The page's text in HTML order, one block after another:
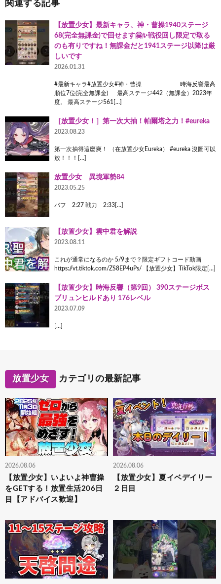
関連する記事
【放置少女】最新キャラ、神・曹操1940ステージ
68(完全無課金)で回せます🤗✨戦役回し限定で取る
のも有りですね！無課金だと1941ステージ以降は厳
しいです
2026.01.31
#最新キャラ#放置少女#神・曹操 時海反響最高
順位7位(完全無課金) 最高ステージ442（無課金）2023年
度。 最高ステージ561[…]
［放置少女！］第一次大抽！帕爾塔之力！#eureka
2023.08.23
第一次抽得這麼爽！ （在放置少女Eureka） #eureka 沒圖可以
放！！！[…]
放置少女 異境軍勢84
2023.05.25
バフ 2:27 戦力 2:33[…]
【放置少女】雲中君を解説
2023.08.11
これが通常になるのか 5/9まで？限定ギフトコード動画
https://vt.tiktok.com/ZS8EP4uPs/ 【放置少女】TikTok限定[…]
【放置少女】時海反響（第9回） 390ステージボス
ブリュンヒルドあり 176レベル
2023.07.09
[…]
放置少女 カテゴリの最新記事
2026.08.06
【放置少女】いよいよ神曹操
をGETする！放置生活206日
目【アドバイス歓迎】
2026.08.06
【放置少女】夏イベデイリー
２日目